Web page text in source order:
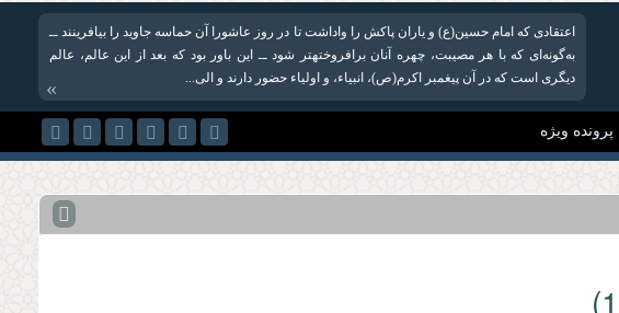
اعتقادى كه امام حسین(ع) و یاران پاکش را واداشت تا در روز عاشورا آن حماسه جاوید را بیافرینند ــ
به‌گونه‌ای که با هر مصیبت، چهره آنان برافروخته‏تر شود ــ این باور بود كه بعد از این عالم، عالم
دیگرى است که در آن پیغمبر اكرم(ص)، انبیاء، و اولیاء حضور دارند و الى‌...
»
پرونده ویژه